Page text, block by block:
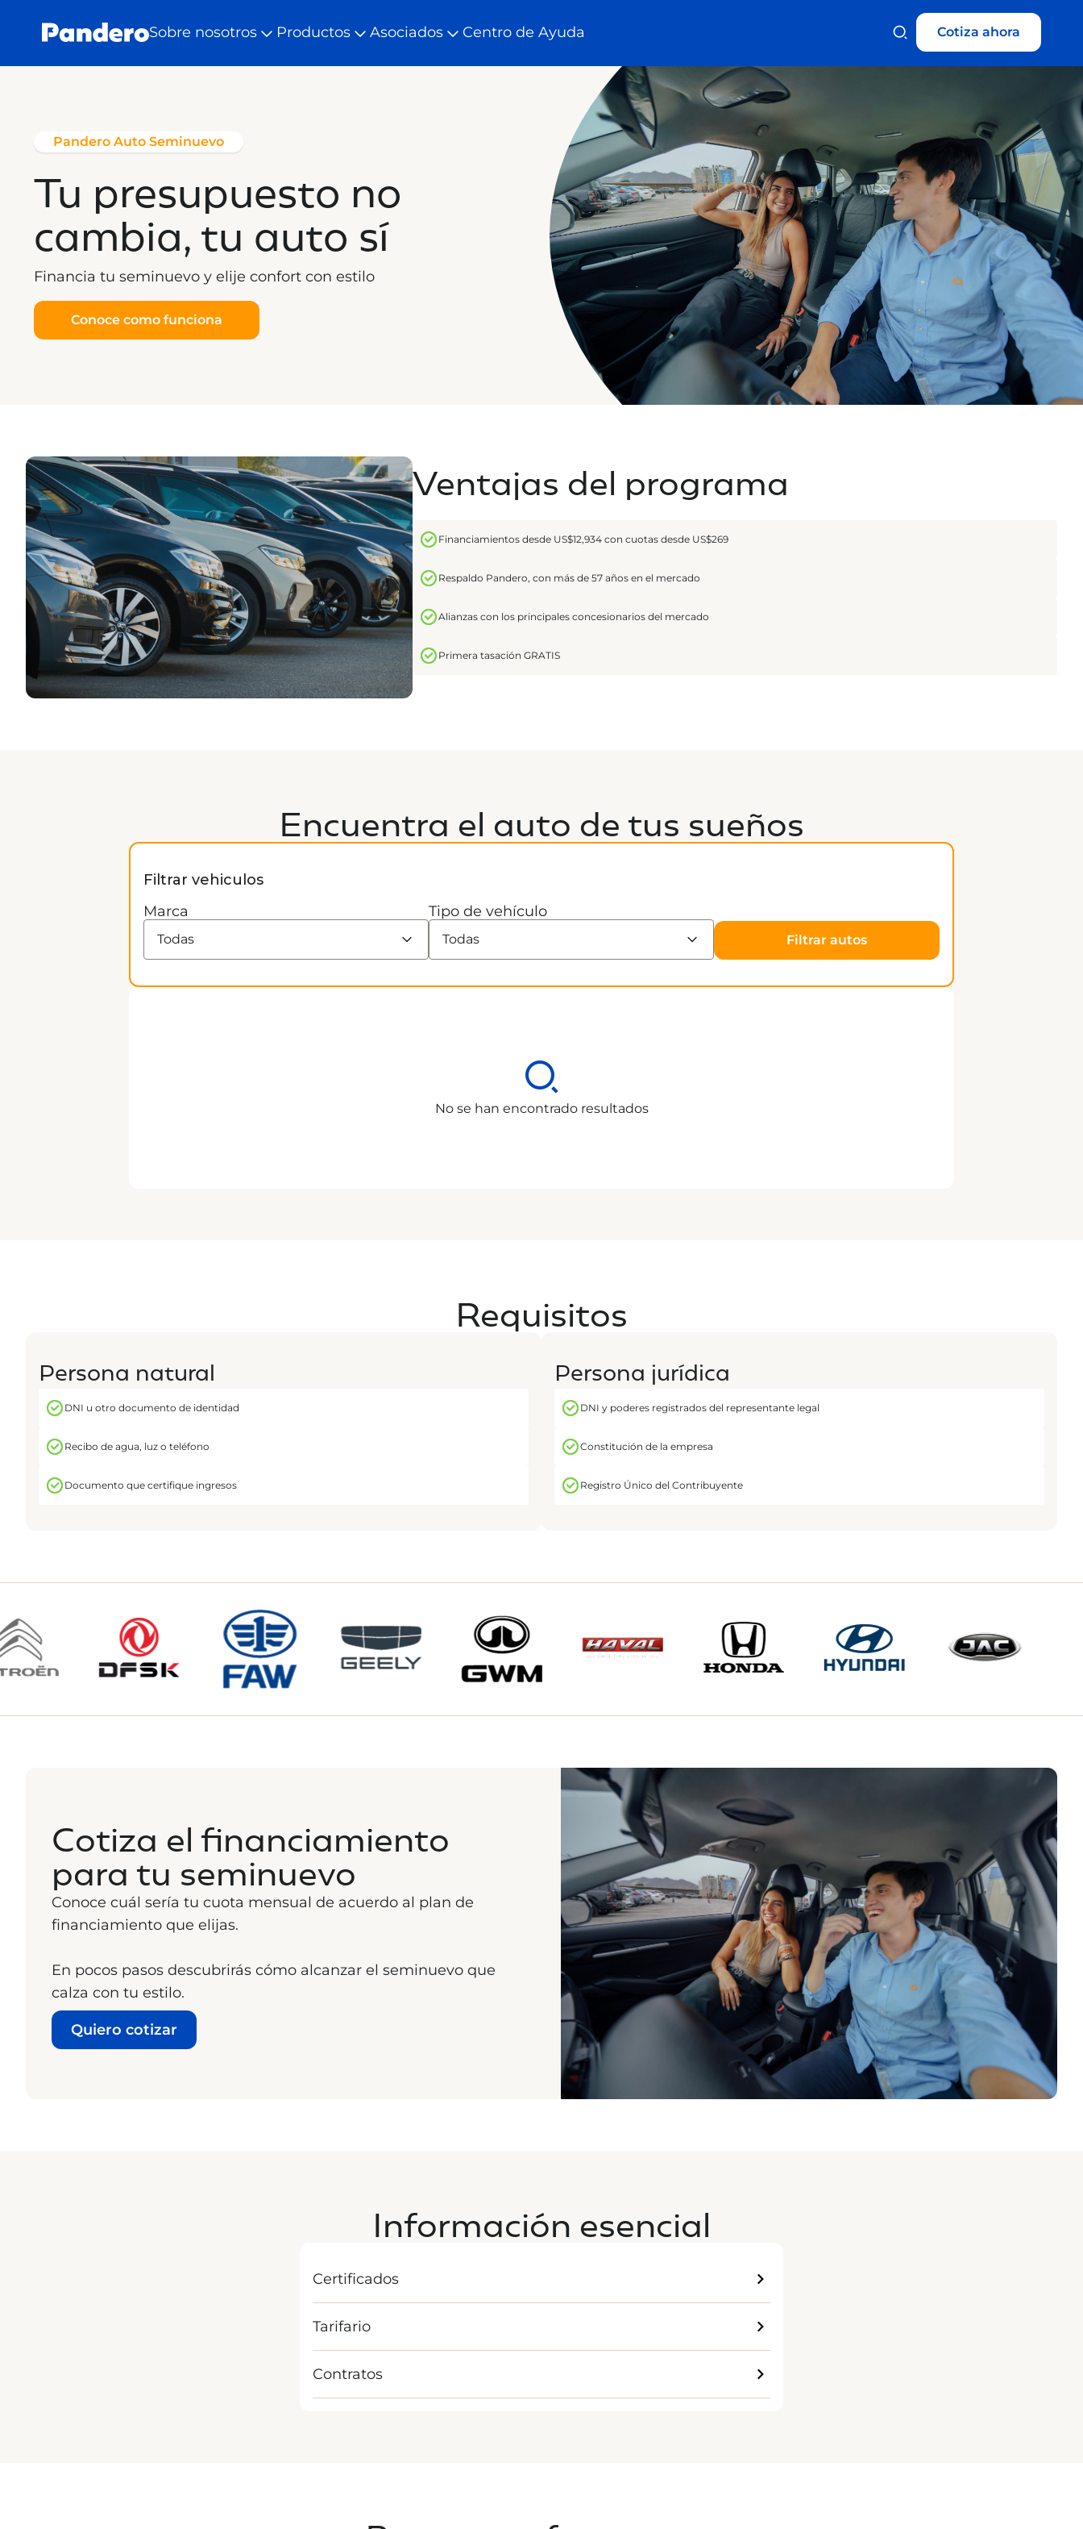
Sobre nosotros Productos Asociados Centro de Ayuda Cotiza ahora
Pandero Auto Seminuevo
Tu presupuesto no
cambia, tu auto sí
Financia tu seminuevo y elije confort con estilo
Conoce como funciona
Ventajas del programa
Financiamientos desde US$12,934 con cuotas desde US$269
Respaldo Pandero, con más de 57 años en el mercado
Alianzas con los principales concesionarios del mercado
Primera tasación GRATIS
Encuentra el auto de tus sueños
Filtrar vehiculos
Marca
Tipo de vehículo
Filtrar autos
No se han encontrado resultados
Requisitos
Persona natural
DNI u otro documento de identidad
Recibo de agua, luz o teléfono
Documento que certifique ingresos
Persona jurídica
DNI y poderes registrados del representante legal
Constitución de la empresa
Registro Único del Contribuyente
Cotiza el financiamiento
para tu seminuevo
Conoce cuál sería tu cuota mensual de acuerdo al plan de
financiamiento que elijas.
En pocos pasos descubrirás cómo alcanzar el seminuevo que
calza con tu estilo.
Quiero cotizar
Información esencial
Certificados
Tarifario
Contratos